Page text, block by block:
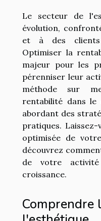
Le secteur de
évolution,
et à des clients
Optimiser la
majeur pour les
pérenniser leur
méthode sur
rentabilité dans le
abordant des
pratiques.
optimisée de
découvrez
de votre
croissance.
Comprendre